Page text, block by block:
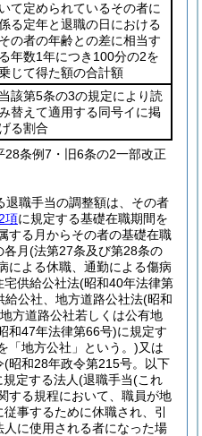
いて定められているその者に
る定年と退職の日における
その者の年齢との差に相当す
る年数1年につき100分の2を
じて得た額の合計額
当該第5条の3の規定により読
替えて適用する同号イに掲
げる割合
条例7・旧6条の2一部改正
退職手当の調整額は、その者
項に規定する基礎在職期間を
する月からその者の基礎在職
月(法第27条及び第28条の
による休職、通勤による傷病
宅供給公社法(昭和40年法律第
給公社、地方道路公社法(昭和
方道路公社若しくは公有地
和47年法律第66号)に規定す
「地方公社」という。)又は
(昭和28年政令第215号。以下
定する法人(退職手当(これ
する規程において、職員が地
事するために休職され、引
に使用される者になった場